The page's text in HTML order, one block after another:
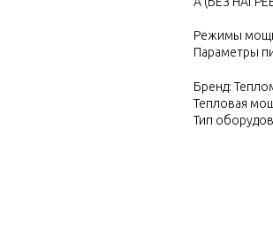
Режимы
Параметры
Бренд:
Тепловая
Тип